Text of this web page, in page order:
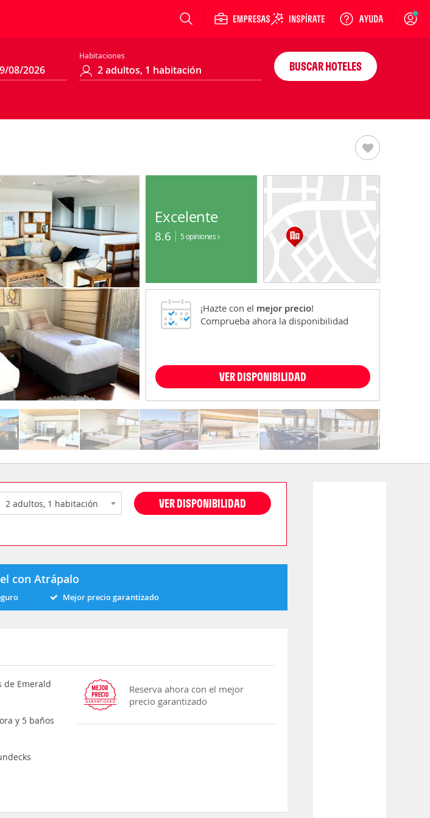
Login
Habitaciones
BUSCAR HOTELES
Excelente
8.6 5 opiniones
¡Hazte con el mejor precio!
Comprueba ahora la disponibilidad
VER DISPONIBILIDAD
VER DISPONIBILIDAD
con Atrápalo
Mejor precio garantizado
de Emerald
y 5 baños
Reserva ahora con el mejor
precio garantizado